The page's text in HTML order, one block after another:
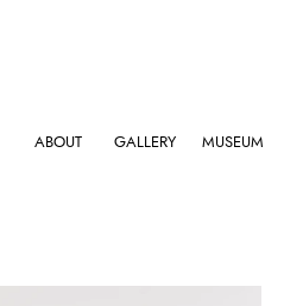
ABOUT GALLERY MUSEUM